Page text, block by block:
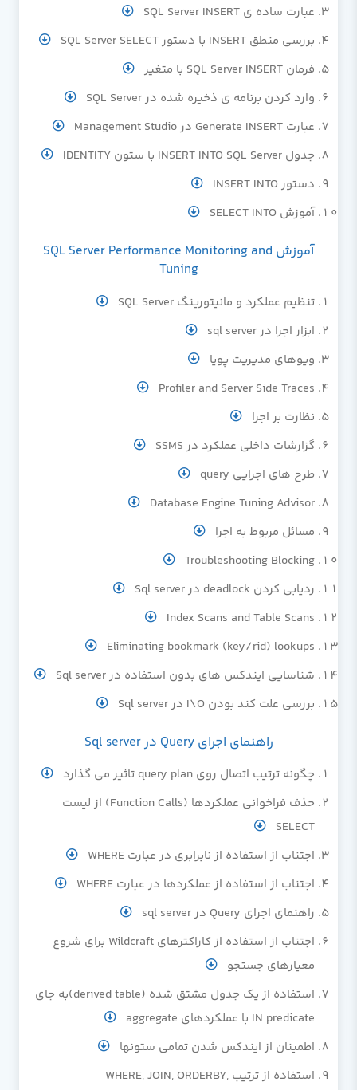
عبارت ساده ی SQL Server INSERT
بررسی منطق INSERT با دستور SQL Server SELECT
فرمان SQL Server INSERT با متغیر
وارد کردن برنامه ی ذخیره شده در SQL Server
عبارت Generate INSERT در Management Studio
جدول INSERT INTO SQL Server با ستون IDENTITY
دستور INSERT INTO
آموزش SELECT INTO
آموزش SQL Server Performance Monitoring and
Tuning
تنظیم عملکرد و مانیتورینگ SQL Server
ابزار اجرا در sql server
ویوهای مدیریت پویا
Profiler and Server Side Traces
نظارت بر اجرا
گزارشات داخلی عملکرد در SSMS
طرح های اجرایی query
Database Engine Tuning Advisor
مسائل مربوط به اجرا
Troubleshooting Blocking
ردیابی کردن deadlock در Sql server
Index Scans and Table Scans
Eliminating bookmark (key/rid) lookups
شناسایی ایندکس های بدون استفاده در Sql server
بررسی علت کند بودن I\O در Sql server
راهنمای اجرای Query در Sql server
چگونه ترتیب اتصال روی query plan تاثیر می گذارد
حذف فراخوانی عملکردها (Function Calls) از لیست
SELECT
اجتناب از استفاده از نابرابری در عبارت WHERE
اجتناب از استفاده از عملکردها در عبارت WHERE
راهنمای اجرای Query در sql server
اجتناب از استفاده از کاراکترهای Wildcraft برای شروع
معیارهای جستجو
استفاده از یک جدول مشتق شده (derived table)به جای
IN predicate با عملکردهای aggregate
اطمینان از ایندکس شدن تمامی ستونها
استفاده از ترتیب WHERE, JOIN, ORDERBY,